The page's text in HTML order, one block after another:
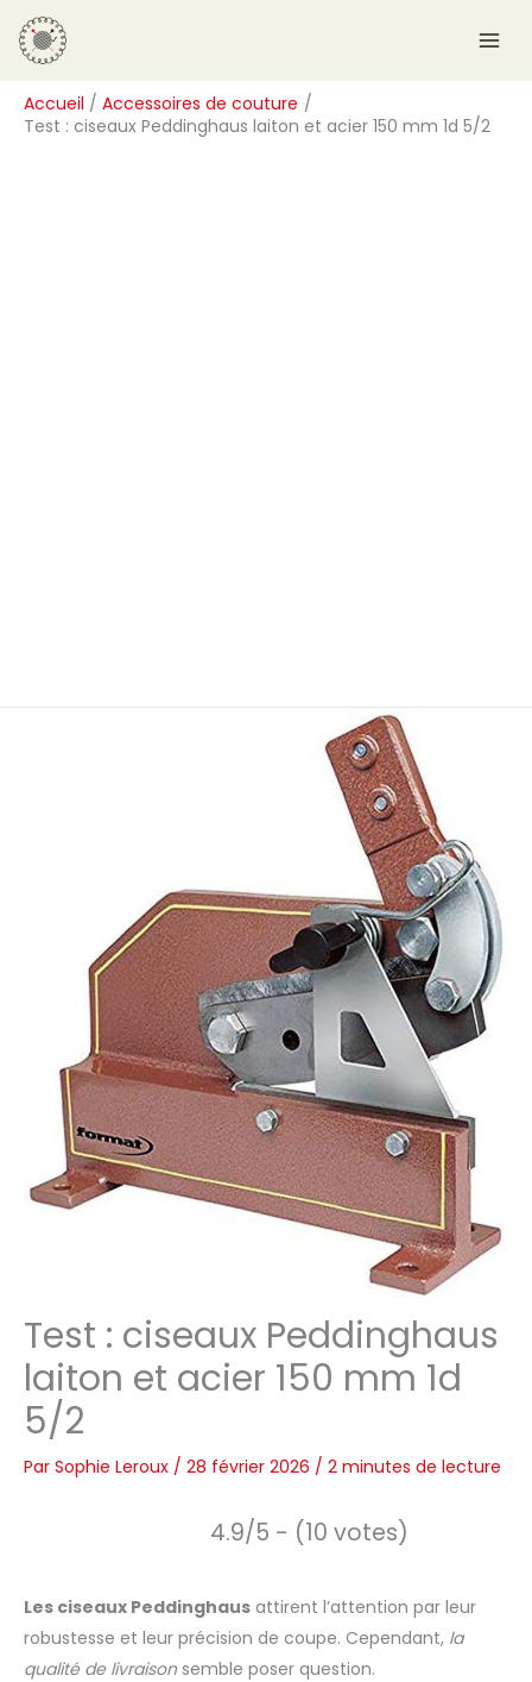
Aller
au
contenu
Accueil
Accessoires de couture
Test : ciseaux Peddinghaus laiton et acier 150 mm 1d 5/2
Test : ciseaux Peddinghaus
laiton et acier 150 mm 1d
5/2
Par Sophie Leroux / 28 février 2026 / 2 minutes de lecture
4.9/5 - (10 votes)
Les ciseaux Peddinghaus attirent l’attention par leur
robustesse et leur précision de coupe. Cependant, la
qualité de livraisonsemble poser question.
R
e
c
h